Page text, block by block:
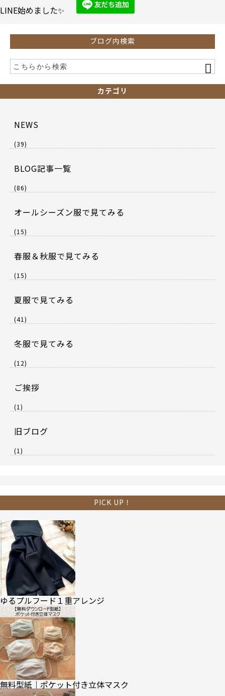
o
k
LINE始めました✨
ブログ内検索
カテゴリ
NEWS
(39)
BLOG記事一覧
(86)
オールシーズン服で見てみる
(15)
春服＆秋服で見てみる
(15)
夏服で見てみる
(41)
冬服で見てみる
(12)
ご挨拶
(1)
旧ブログ
(1)
PICK UP！
ゆるプルフード１重アレンジ
無料型紙｜ポケット付き立体マスク